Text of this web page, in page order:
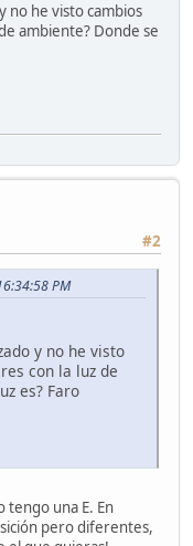
no he visto cambios
ambiente? Donde se
#2
PM
y no he visto
con la luz de
es? Faro
tengo una E. En
pero diferentes,